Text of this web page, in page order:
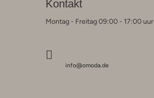
Kontakt
Montag - Freitag 09:00 - 17:00 uur
info@omoda.de